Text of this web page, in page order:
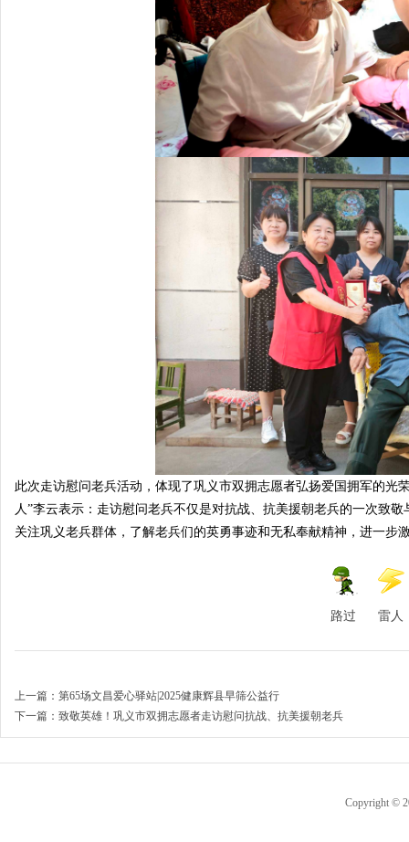
此次走访慰问老兵活动，体现了巩义市双拥志愿者弘扬爱国拥军的
人”李云表示：走访慰问老兵不仅是对抗战、抗美援朝老兵的一次致
关注巩义老兵群体，了解老兵们的英勇事迹和无私奉献精神，进一步
路过 雷人
上一篇： 第65场文昌爱心驿站|2025健康辉县早筛公益行
下一篇： 致敬英雄！巩义市双拥志愿者走访慰问抗战、抗美援朝老兵
Copyright ©